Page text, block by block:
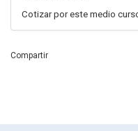
Cotizar por este medio
Compartir